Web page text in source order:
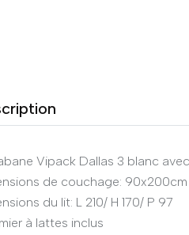
Vipack Dallas 3 blanc
de couchage: 90x200cm
du lit: L 210/ H 170/ P 97
à lattes inclus